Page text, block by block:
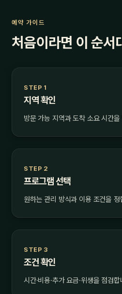
예약 가이드
처음이라면 이 순서
STEP 1
지역 확인
방문 가능 지역과 도착 소요 시간
STEP 2
프로그램 선택
원하는 관리 방식과 이용 조건을 정
STEP 3
조건 확인
시간·비용·추가 요금·위생을 점검합